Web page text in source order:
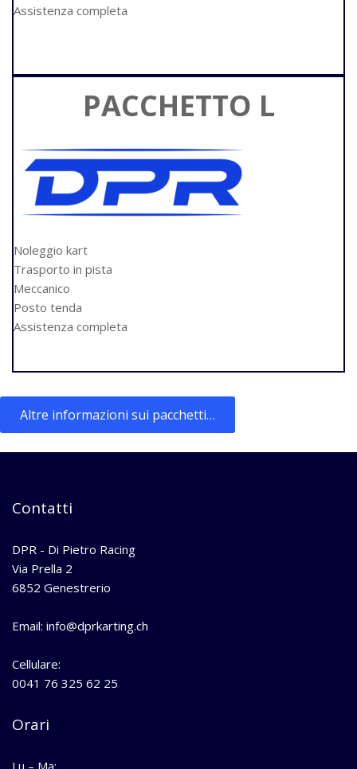
Assistenza completa
PACCHETTO L
Noleggio kart
Trasporto in pista
Meccanico
Posto tenda
Assistenza completa
Altre informazioni sui pacchetti…
Contatti
DPR - Di Pietro Racing
Via Prella 2
6852 Genestrerio
Email: info@dprkarting.ch
Cellulare:
0041 76 325 62 25
Orari
Lu – Ma: